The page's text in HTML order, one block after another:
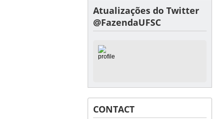
Atualizações do Twitter
@FazendaUFSC
CONTACT